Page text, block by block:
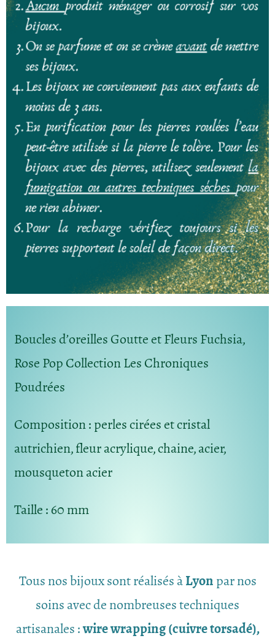
Boucles d’oreilles Goutte et Fleurs Fuchsia,
Rose Pop Collection Les Chroniques
Poudrées
Composition: perles cirées et cristal
autrichien, fleur acrylique, chaine, acier,
mousqueton acier
Taille :60 mm
Tous nos bijoux sont réalisés àLyonpar nos
soins avec de nombreuses techniques
artisanales :wire wrapping (cuivre torsadé),